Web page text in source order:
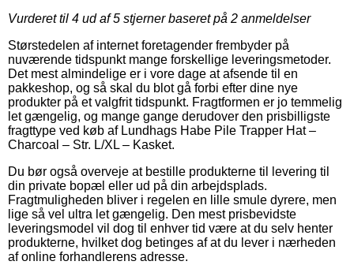
Vurderet til 4 ud af 5 stjerner baseret på 2 anmeldelser
Størstedelen af internet foretagender frembyder på
nuværende tidspunkt mange forskellige leveringsmetoder.
Det mest almindelige er i vore dage at afsende til en
pakkeshop, og så skal du blot gå forbi efter dine nye
produkter på et valgfrit tidspunkt. Fragtformen er jo temmelig
let gængelig, og mange gange derudover den prisbilligste
fragttype ved køb af Lundhags Habe Pile Trapper Hat –
Charcoal – Str. L/XL – Kasket.
Du bør også overveje at bestille produkterne til levering til
din private bopæl eller ud på din arbejdsplads.
Fragtmuligheden bliver i regelen en lille smule dyrere, men
lige så vel ultra let gængelig. Den mest prisbevidste
leveringsmodel vil dog til enhver tid være at du selv henter
produkterne, hvilket dog betinges af at du lever i nærheden
af online forhandlerens adresse.